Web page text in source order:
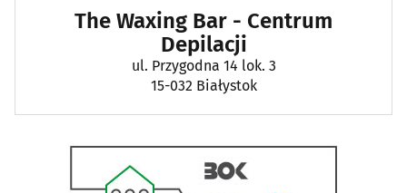
The Waxing Bar - Centrum
Depilacji
ul. Przygodna 14 lok. 3
15-032 Białystok